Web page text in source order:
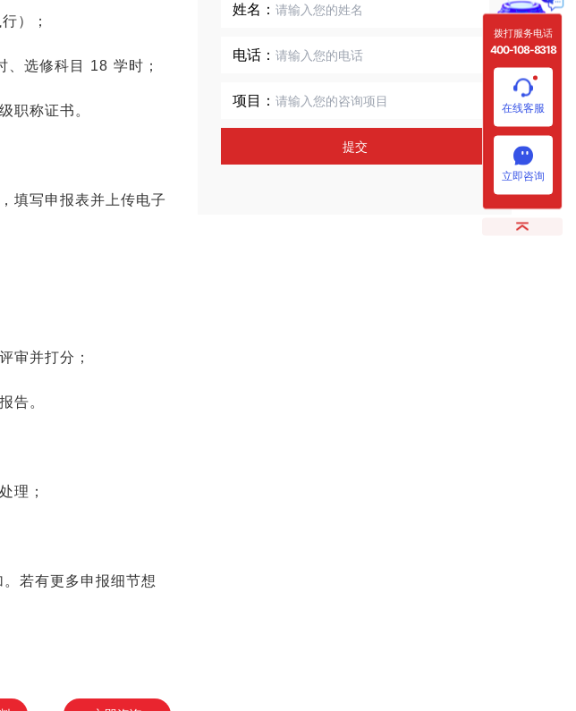
）；
选修科目 18 学时；
职称证书。
填写申报表并上传电子
审并打分；
告。
理；
若有更多申报细节想
姓名：
电话：
项目：
提交
拨打服务电话
400-108-8318
在线客服
立即咨询